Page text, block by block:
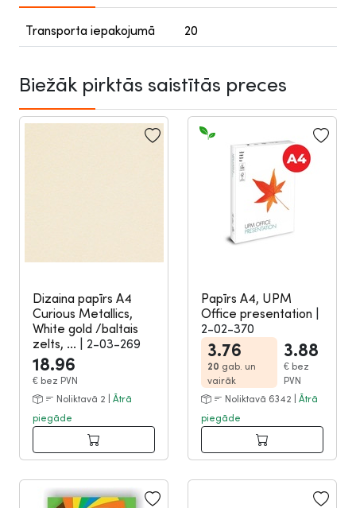
Transporta iepakojumā 20
Biežāk pirktās saistītās preces
Dizaina papīrs A4
Curious Metallics,
White gold /baltais
zelts, ...
2-03-269
18.96
€ bez PVN
Noliktavā 2 | Ātrā
piegāde
Papīrs A4, UPM
Office presentation
2-02-370
3.76
20 gab. un
vairāk
3.88
€ bez
PVN
Noliktavā 6342 | Ātrā
piegāde